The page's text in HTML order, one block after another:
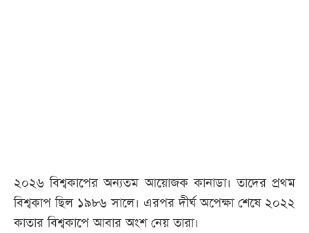
২০২৬ বিশ্বকাপের অন্যতম আয়োজক কানাডা। তাদের প্রথম
বিশ্বকাপ ছিল ১৯৮৬ সালে। এরপর দীর্ঘ অপেক্ষা শেষে ২০২২
কাতার বিশ্বকাপে আবার অংশ নেয় তারা।